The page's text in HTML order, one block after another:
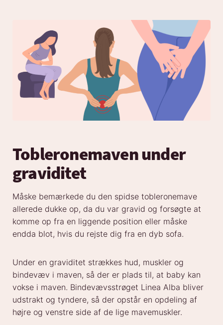
Tobleronemaven under
graviditet
Måske bemærkede du den spidse tobleronemave
allerede dukke op, da du var gravid og forsøgte at
komme op fra en liggende position eller måske
endda blot, hvis du rejste dig fra en dyb sofa.
Under en graviditet strækkes hud, muskler og
bindevæv i maven, så der er plads til, at baby kan
vokse i maven. Bindevævsstrøget Linea Alba bliver
udstrakt og tyndere, så der opstår en opdeling af
højre og venstre side af de lige mavemuskler.